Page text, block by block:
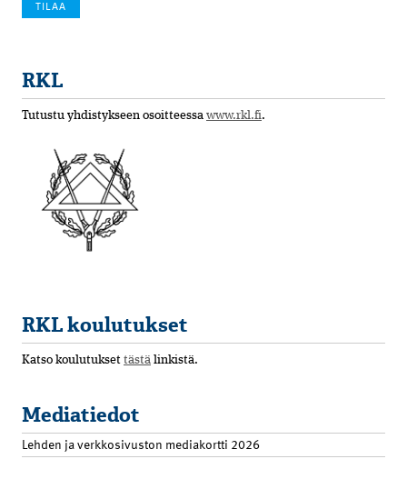
RKL
Tutustu yhdistykseen osoitteessa www.rkl.fi.
RKL koulutukset
Katso koulutukset tästä linkistä.
Mediatiedot
Lehden ja verkkosivuston mediakortti 2026